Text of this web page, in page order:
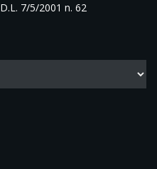
7/5/2001 n. 62